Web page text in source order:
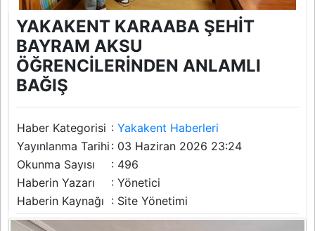
YAKAKENT KARAABA ŞEHİT
BAYRAM AKSU
ÖĞRENCİLERİNDEN ANLAMLI
BAĞIŞ
Haber Kategorisi : Yakakent Haberleri
Yayınlanma Tarihi : 03 Haziran 2026 23:24
Okunma Sayısı
: 496
Haberin Yazarı
: Yönetici
Haberin Kaynağı : Site Yönetimi